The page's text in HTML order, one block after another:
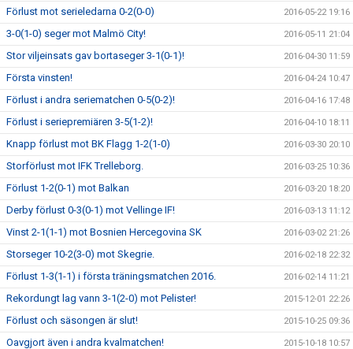
Förlust mot serieledarna 0-2(0-0) 2016-05-22 19:16
3-0(1-0) seger mot Malmö City! 2016-05-11 21:04
Stor viljeinsats gav bortaseger 3-1(0-1)! 2016-04-30 11:59
Första vinsten! 2016-04-24 10:47
Förlust i andra seriematchen 0-5(0-2)! 2016-04-16 17:48
Förlust i seriepremiären 3-5(1-2)! 2016-04-10 18:11
Knapp förlust mot BK Flagg 1-2(1-0) 2016-03-30 20:10
Storförlust mot IFK Trelleborg. 2016-03-25 10:36
Förlust 1-2(0-1) mot Balkan 2016-03-20 18:20
Derby förlust 0-3(0-1) mot Vellinge IF! 2016-03-13 11:12
Vinst 2-1(1-1) mot Bosnien Hercegovina SK 2016-03-02 21:26
Storseger 10-2(3-0) mot Skegrie. 2016-02-18 22:32
Förlust 1-3(1-1) i första träningsmatchen 2016. 2016-02-14 11:21
Rekordungt lag vann 3-1(2-0) mot Pelister! 2015-12-01 22:26
Förlust och säsongen är slut! 2015-10-25 09:36
Oavgjort även i andra kvalmatchen! 2015-10-18 10:57